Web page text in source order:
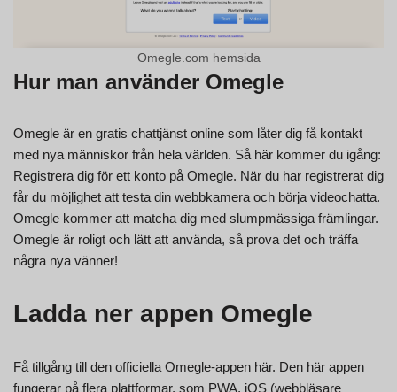
Omegle.com hemsida
Hur man använder Omegle
Omegle är en gratis chattjänst online som låter dig få kontakt
med nya människor från hela världen. Så här kommer du igång:
Registrera dig för ett konto på Omegle. När du har registrerat dig
får du möjlighet att testa din webbkamera och börja videochatta.
Omegle kommer att matcha dig med slumpmässiga främlingar.
Omegle är roligt och lätt att använda, så prova det och träffa
några nya vänner!
Ladda ner appen Omegle
Få tillgång till den officiella Omegle-appen här. Den här appen
fungerar på flera plattformar, som PWA, iOS (webbläsare